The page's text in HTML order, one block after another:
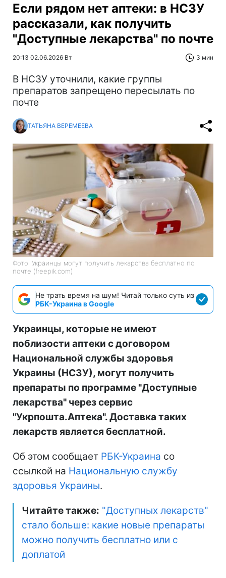
Если рядом нет аптеки: в НСЗУ
рассказали, как получить
"Доступные лекарства" по почте
20:13 02.06.2026 Вт 3 мин
В НСЗУ уточнили, какие группы
препаратов запрещено пересылать по
почте
ТАТЬЯНА ВЕРЕМЕЕВА
Фото: Украинцы могут получить лекарства бесплатно по
почте (freepik.com)
Не трать время на шум! Читай только суть из
РБК-Украина в Google
Украинцы, которые не имеют
поблизости аптеки с договором
Национальной службы здоровья
Украины (НСЗУ), могут получить
препараты по программе "Доступные
лекарства" через сервис
"Укрпошта.Аптека". Доставка таких
лекарств является бесплатной.
Об этом сообщает РБК-Украина со
ссылкой на Национальную службу
здоровья Украины.
Читайте также: "Доступных лекарств"
стало больше: какие новые препараты
можно получить бесплатно или с
доплатой